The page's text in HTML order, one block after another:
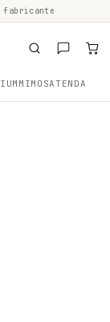
fabricante
MIMOSATENDA